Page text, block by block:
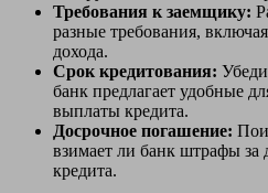
Требования к заемщику:
разные требования,
дохода.
Срок кредитования:
банк предлагает удобные
выплаты кредита.
Досрочное погашение:
взимает ли банк штрафы за
кредита.